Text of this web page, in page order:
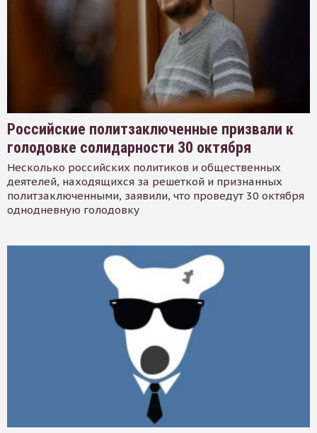
Российские политзаключенные призвали к
голодовке солидарности 30 октября
Несколько российских политиков и общественных
деятелей, находящихся за решеткой и признанных
политзаключенными, заявили, что проведут 30 октября
однодневную голодовку